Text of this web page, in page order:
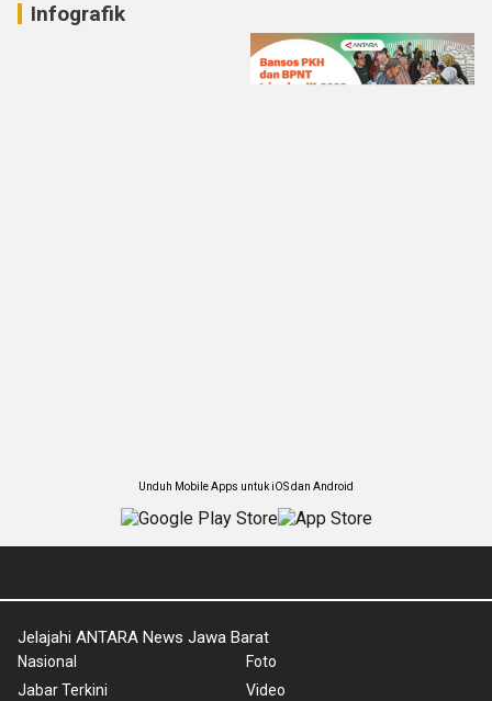
Infografik
Unduh Mobile Apps untuk iOS dan Android
Jelajahi ANTARA News Jawa Barat
Nasional
Jabar Terkini
Foto
Video